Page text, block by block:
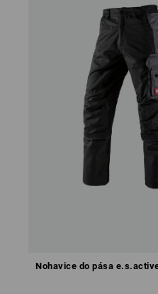
Nohavice do pása